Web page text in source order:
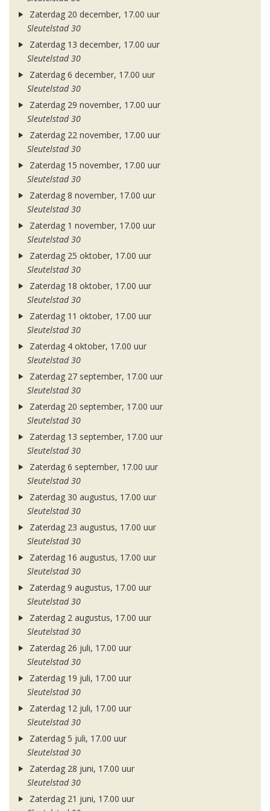
Zaterdag 20 december, 17.00 uur
Sleutelstad 30
Zaterdag 13 december, 17.00 uur
Sleutelstad 30
Zaterdag 6 december, 17.00 uur
Sleutelstad 30
Zaterdag 29 november, 17.00 uur
Sleutelstad 30
Zaterdag 22 november, 17.00 uur
Sleutelstad 30
Zaterdag 15 november, 17.00 uur
Sleutelstad 30
Zaterdag 8 november, 17.00 uur
Sleutelstad 30
Zaterdag 1 november, 17.00 uur
Sleutelstad 30
Zaterdag 25 oktober, 17.00 uur
Sleutelstad 30
Zaterdag 18 oktober, 17.00 uur
Sleutelstad 30
Zaterdag 11 oktober, 17.00 uur
Sleutelstad 30
Zaterdag 4 oktober, 17.00 uur
Sleutelstad 30
Zaterdag 27 september, 17.00 uur
Sleutelstad 30
Zaterdag 20 september, 17.00 uur
Sleutelstad 30
Zaterdag 13 september, 17.00 uur
Sleutelstad 30
Zaterdag 6 september, 17.00 uur
Sleutelstad 30
Zaterdag 30 augustus, 17.00 uur
Sleutelstad 30
Zaterdag 23 augustus, 17.00 uur
Sleutelstad 30
Zaterdag 16 augustus, 17.00 uur
Sleutelstad 30
Zaterdag 9 augustus, 17.00 uur
Sleutelstad 30
Zaterdag 2 augustus, 17.00 uur
Sleutelstad 30
Zaterdag 26 juli, 17.00 uur
Sleutelstad 30
Zaterdag 19 juli, 17.00 uur
Sleutelstad 30
Zaterdag 12 juli, 17.00 uur
Sleutelstad 30
Zaterdag 5 juli, 17.00 uur
Sleutelstad 30
Zaterdag 28 juni, 17.00 uur
Sleutelstad 30
Zaterdag 21 juni, 17.00 uur